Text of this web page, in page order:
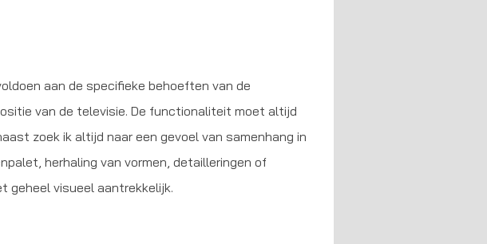
aan de specifieke behoeften van de
van de televisie. De functionaliteit moet altijd
zoek ik altijd naar een gevoel van samenhang in
herhaling van vormen, detailleringen of
geheel visueel aantrekkelijk.